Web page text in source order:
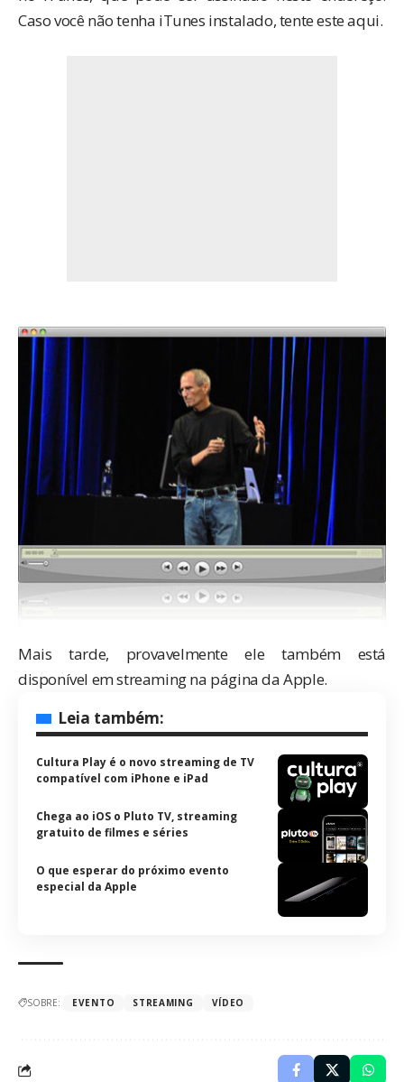
Caso você não tenha iTunes instalado, tenteeste aqui.
Mais tarde, provavelmente ele também está
disponível em streaming na página da Apple.
Leia também:
Cultura Play é o novo streaming de TV
compatível com iPhone e iPad
Chega ao iOS o Pluto TV, streaming
gratuito de filmes e séries
O que esperar do próximo evento
especial da Apple
SOBRE: EVENTO STREAMING VÍDEO